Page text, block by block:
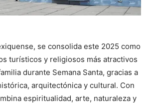
se consolida este 2025 como
turísticos y religiosos más atractivos
durante Semana Santa, gracias a
arquitectónica y cultural. Con
espiritualidad, arte, naturaleza y